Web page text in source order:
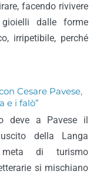
facendo rivivere
dalle forme
irripetibile, perché
Cesare Pavese,
e i falò”
deve a Pavese il
della Langa
meta di turismo
si mischiano